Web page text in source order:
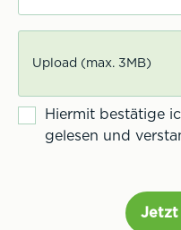
Upload (max. 3MB)
Hiermit bestätige
gelesen und
Jetzt